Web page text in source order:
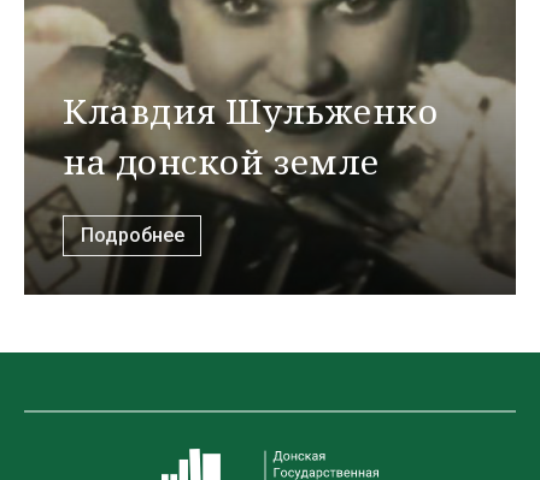
Клавдия Шульженко
на донской земле
Подробнее